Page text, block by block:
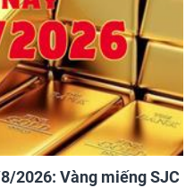
2026: Vàng miếng SJC